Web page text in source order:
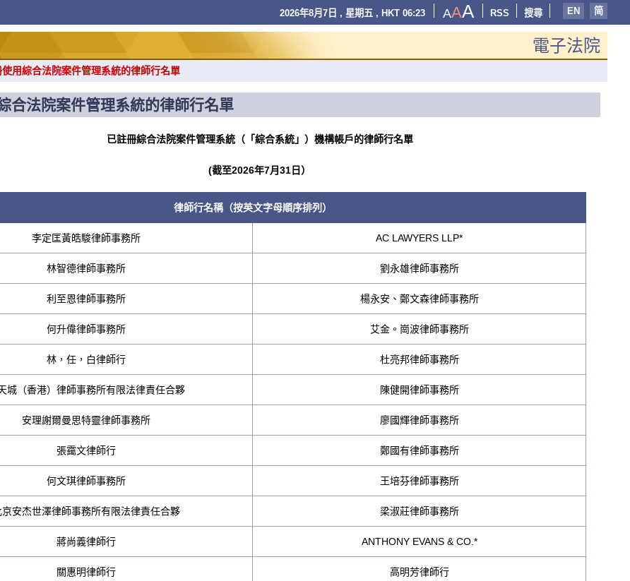
2026年8月7日 , 星期五 , HKT 06:23 AAA RSS 搜尋 EN 简
電子法院
使用綜合法院案件管理系統的律師行名單
合法院案件管理系統的律師行名單
已註冊綜合法院案件管理系統（「綜合系統」）機構帳戶的律師行名單
(截至2026年7月31日）
律師行名稱（按英文字母順序排列）
李定匡黃皓駿律師事務所 AC LAWYERS LLP*
林智德律師事務所 劉永雄律師事務所
利至恩律師事務所 楊永安、鄭文森律師事務所
何升偉律師事務所 艾金。崗波律師事務所
林，任，白律師行 杜亮邦律師事務所
城（香港）律師事務所有限法律責任合夥 陳健開律師事務所
安理謝爾曼思特靈律師事務所 廖國輝律師事務所
張靄文律師行 鄭國有律師事務所
何文琪律師事務所 王培芬律師事務所
京安杰世澤律師事務所有限法律責任合夥 梁淑莊律師事務所
蔣尚義律師行 ANTHONY EVANS & CO.*
關惠明律師行 高明芳律師行